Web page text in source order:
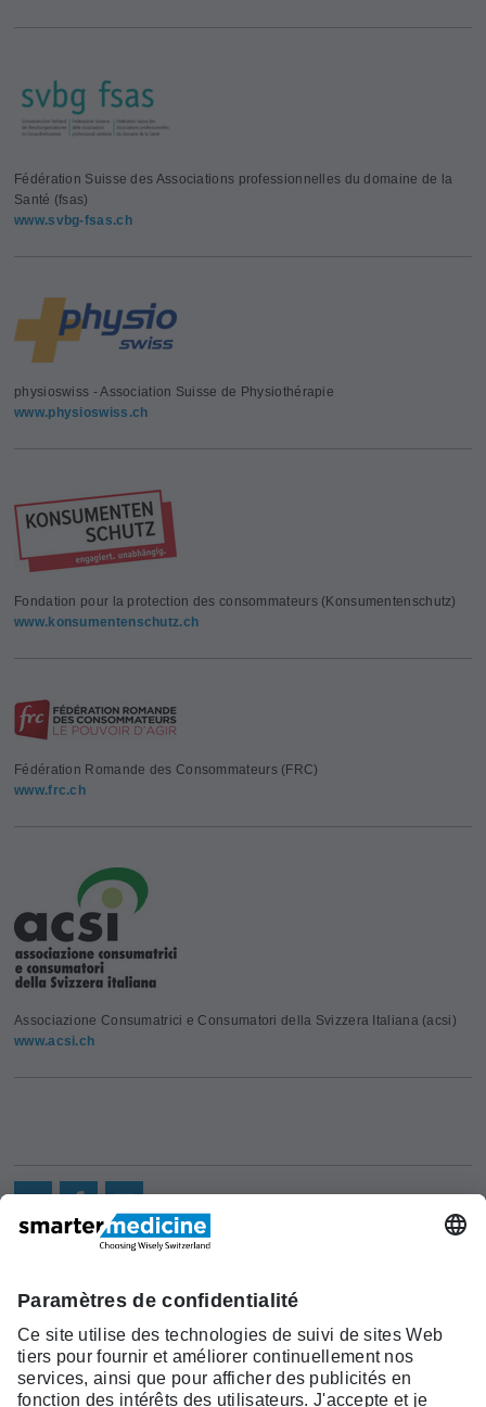
Fédération Suisse des Associations professionnelles du domaine de la
Santé (fsas)
www.svbg-fsas.ch
physioswiss - Association Suisse de Physiothérapie
www.physioswiss.ch
Fondation pour la protection des consommateurs (Konsumentenschutz)
www.konsumentenschutz.ch
Fédération Romande des Consommateurs (FRC)
www.frc.ch
Associazione Consumatrici e Consumatori della Svizzera Italiana (acsi)
www.acsi.ch
smarter
medicine?
Liste Top 5
Recherche
Contact
c/o Société Suisse de Médécine
Interne Générale
Monbijoustrasse 43, Case postale,
3001 Berne
Tél. +41 31 370 40 00, Fax +41 31